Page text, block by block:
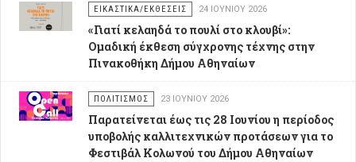
ΕΙΚΑΣΤΙΚΆ/ΕΚΘΈΣΕΙΣ 24 ΙΟΥΝΊΟΥ 2026
«Γιατί κελαηδά το πουλί στο κλουβί»:
Ομαδική έκθεση σύγχρονης τέχνης στην
Πινακοθήκη Δήμου Αθηναίων
ΠΟΛΙΤΙΣΜΌΣ 23 ΙΟΥΝΊΟΥ 2026
Παρατείνεται έως τις 28 Ιουνίου η περίοδος
υποβολής καλλιτεχνικών προτάσεων για το
Φεστιβάλ Κολωνού του Δήμου Αθηναίων